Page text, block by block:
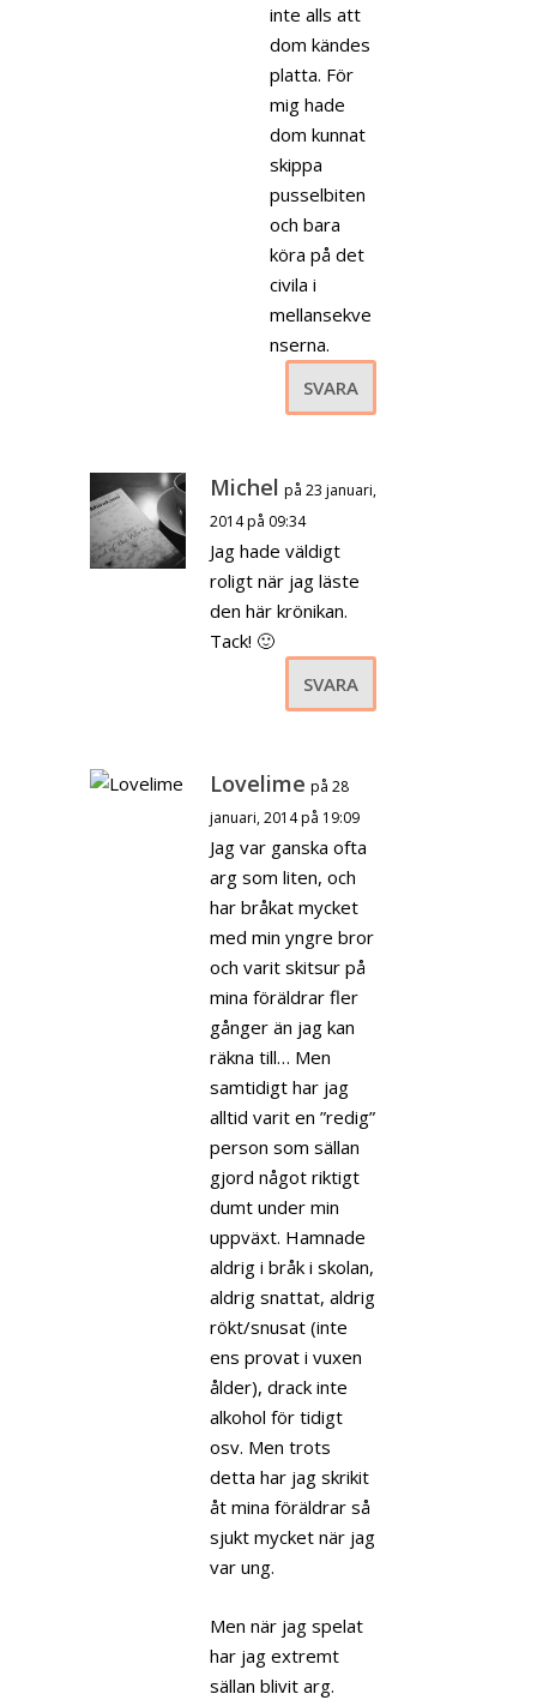
inte alls att
dom kändes
platta. För
mig hade
dom kunnat
skippa
pusselbiten
och bara
köra på det
civila i
mellansekve
nserna.
SVARA
Michel på 23 januari,
2014 på 09:34
Jag hade väldigt
roligt när jag läste
den här krönikan.
Tack! 🙂
SVARA
Lovelime på 28
januari, 2014 på 19:09
Jag var ganska ofta
arg som liten, och
har bråkat mycket
med min yngre bror
och varit skitsur på
mina föräldrar fler
gånger än jag kan
räkna till… Men
samtidigt har jag
alltid varit en ”redig”
person som sällan
gjord något riktigt
dumt under min
uppväxt. Hamnade
aldrig i bråk i skolan,
aldrig snattat, aldrig
rökt/snusat (inte
ens provat i vuxen
ålder), drack inte
alkohol för tidigt
osv. Men trots
detta har jag skrikit
åt mina föräldrar så
sjukt mycket när jag
var ung.
Men när jag spelat
har jag extremt
sällan blivit arg.